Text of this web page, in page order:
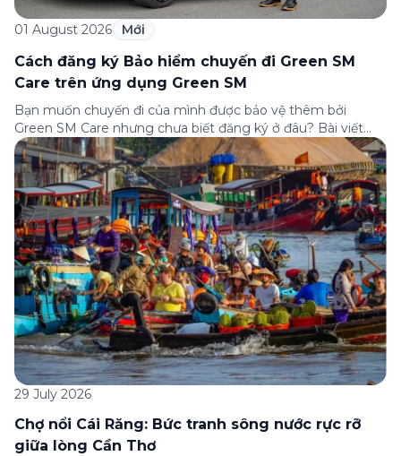
01 August 2026 Mới
Cách đăng ký Bảo hiểm chuyến đi Green SM
Care trên ứng dụng Green SM
Bạn muốn chuyến đi của mình được bảo vệ thêm bởi
Green SM Care nhưng chưa biết đăng ký ở đâu? Bài viết
dưới đây sẽ hướng dẫn chi tiết cách tham gia (và hủy tham
gia) gói bảo hiểm này ngay trên ứng dụng Green SM, cùng
những lưu ý quan trọng trước khi […]
29 July 2026
Chợ nổi Cái Răng: Bức tranh sông nước rực rỡ
giữa lòng Cần Thơ